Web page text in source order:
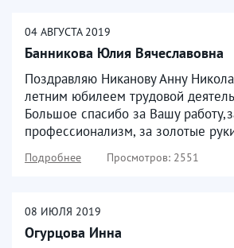
04 АВГУСТА 2019
Банникова Юлия Вячеславовна
Поздравляю Никанову Анну
летним юбилеем трудовой
Большое спасибо за Вашу
профессионализм, за золотые
Подробнее Просмотров: 2551
08 ИЮЛЯ 2019
Огурцова Инна